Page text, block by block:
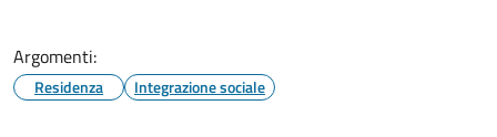
Argomenti:
Residenza Integrazione sociale